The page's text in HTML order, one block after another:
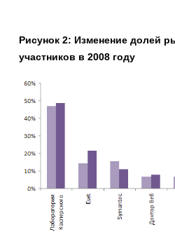
Рисунок 2: Изменение долей
участников в 2008 году